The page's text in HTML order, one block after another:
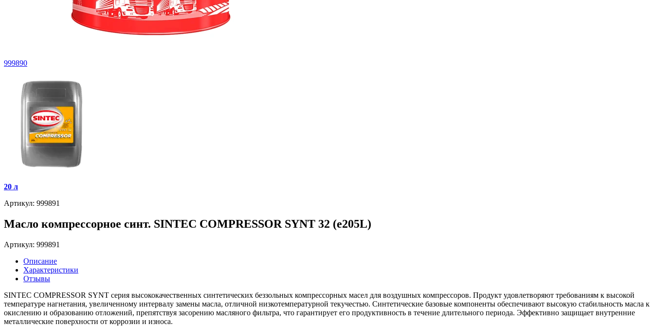
999890
20 л
Артикул: 999891
Масло компрессорное синт. SINTEC COMPRESSOR SYNT 32 (e205L)
Артикул: 999891
Описание
Характеристики
Отзывы
SINTEC COMPRESSOR SYNT серия высококачественных синтетических беззольных компрессорных масел для воздушных компрессоров. Продукт удовлетворяют требованиям к высокой
температуре нагнетания, увеличенному интервалу замены масла, отличной низкотемпературной текучестью. Синтетические базовые компоненты обеспечивают высокую стабильность масла к
окислению и образованию отложений, препятствуя засорению масляного фильтра, что гарантирует его продуктивность в течение длительного периода. Эффективно защищает внутренние
металлические поверхности от коррозии и износа.